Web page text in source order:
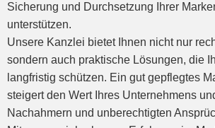
Sicherung und Durchsetzung Ihrer
unterstützen.
Unsere Kanzlei bietet Ihnen nicht nur
sondern auch praktische Lösungen, die
langfristig schützen. Ein gut gepflegtes
steigert den Wert Ihres Unternehmens
Nachahmern und unberechtigten